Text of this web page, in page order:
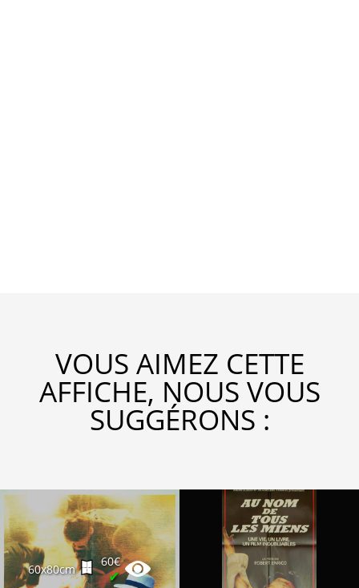
VOUS AIMEZ CETTE
AFFICHE, NOUS VOUS
SUGGÉRONS :
60x80cm
60€
✔